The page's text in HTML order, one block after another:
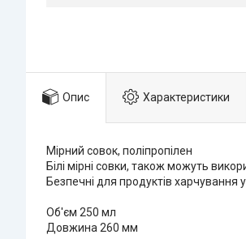
Опис Характеристики
Мірний совок, поліпропілен
Білі мірні совки, також можуть
Безпечні для продуктів харчування
Об'єм 250 мл
Довжина 260 мм